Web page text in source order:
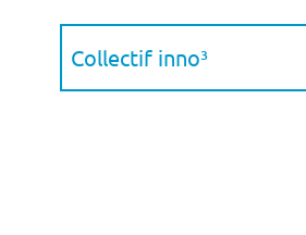
Collectif inno³